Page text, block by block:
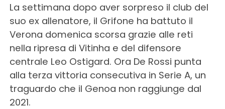
La settimana dopo aver sorpreso il club del
suo ex allenatore, il Grifone ha battuto il
Verona domenica scorsa grazie alle reti
nella ripresa di Vitinha e del difensore
centrale Leo Ostigard. Ora De Rossi punta
alla terza vittoria consecutiva in Serie A, un
traguardo che il Genoa non raggiunge dal
2021.